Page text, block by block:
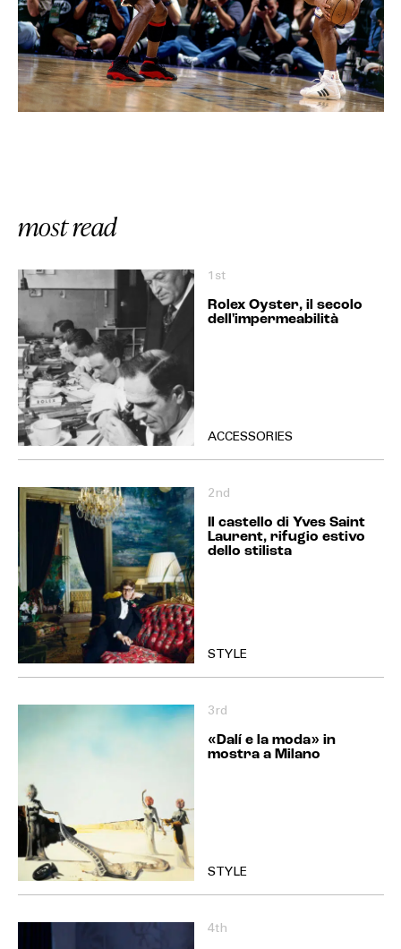
most read
1st
Rolex Oyster, il secolo
dell'impermeabilità
ACCESSORIES
2nd
Il castello di Yves Saint
Laurent, rifugio estivo
dello stilista
STYLE
3rd
«Dalí e la moda» in
mostra a Milano
STYLE
4th